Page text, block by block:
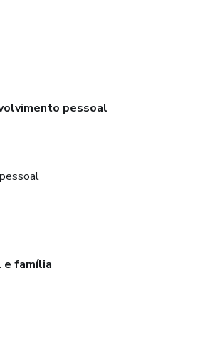
pessoal
e família